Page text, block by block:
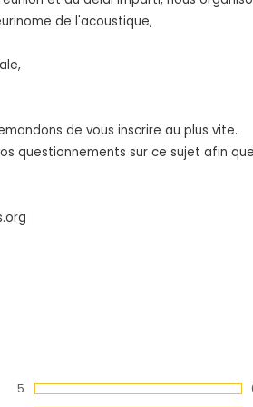
de l'acoustique,
de vous inscrire au plus vite.
questionnements sur ce sujet afin
Vote :
5